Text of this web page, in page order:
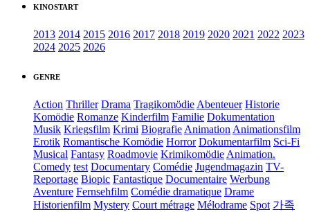
KINOSTART
2013 2014 2015 2016 2017 2018 2019 2020 2021 2022 2023
2024 2025 2026
GENRE
Action Thriller Drama TragikomödieAbenteuer Historie
Komödie Romanze Kinderfilm Familie Dokumentation
Musik Kriegsfilm Krimi BiografieAnimationAnimationsfilm
Erotik Romantische Komödie Horror Dokumentarfilm Sci-Fi
Musical Fantasy Roadmovie KrimikomödieAnimation.
Comedy test Documentary Comédie Jugendmagazin TV-
Reportage Biopic Fantastique Documentaire Werbung
Aventure Fernsehfilm Comédie dramatique Drame
Historienfilm Mystery Court métrage Mélodrame Spot 가족